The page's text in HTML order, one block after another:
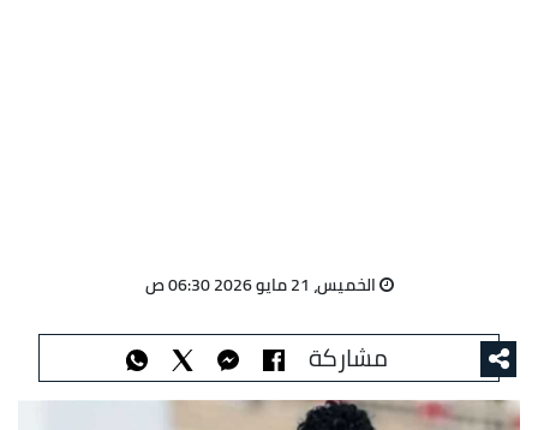
الخميس، 21 مايو 2026 06:30 ص
مشاركة